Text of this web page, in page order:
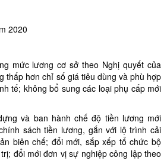
2020
mức lương cơ sở theo Nghị quyết của
thấp hơn chỉ số giá tiêu dùng và phù hợp
tế; không bổ sung các loại phụ cấp mới
và ban hành chế độ tiền lương mới
sách tiền lương, gắn với lộ trình cải
biên chế; đổi mới, sắp xếp tổ chức bộ
đổi mới đơn vị sự nghiệp công lập theo